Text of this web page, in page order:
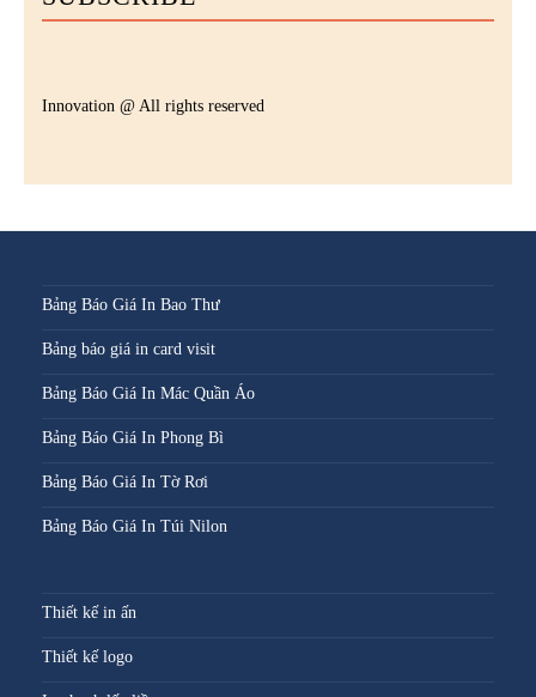
Innovation @ All rights reserved
Bảng Báo Giá In Bao Thư
Bảng báo giá in card visit
Bảng Báo Giá In Mác Quần Áo
Bảng Báo Giá In Phong Bì
Bảng Báo Giá In Tờ Rơi
Bảng Báo Giá In Túi Nilon
Thiết kế in ấn
Thiết kế logo